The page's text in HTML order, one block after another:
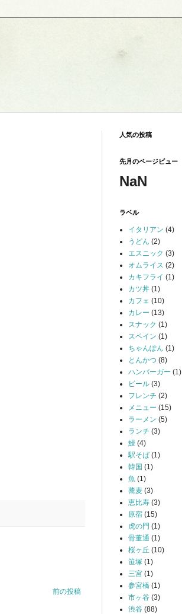
前の投稿
人気の投稿
先月のページビュー
NaN
ラベル
イタリアン (4)
うどん (2)
エスニック (3)
オムライス (2)
カキフライ (1)
カツ丼 (1)
カフェ (10)
カレー (13)
スナック (1)
スペイン (1)
ちゃんぽん (1)
とんかつ (8)
ハンバーガー (1)
ビール (3)
フレンチ (2)
メニュー (15)
ラーメン (5)
ランチ (3)
鰻 (4)
駅そば (1)
韓国 (1)
魚 (1)
蕎麦 (3)
恵比寿 (3)
原宿 (15)
虎の門 (1)
骨董通 (1)
桜ヶ丘 (10)
笹塚 (1)
三宮 (1)
参宮橋 (1)
市ヶ谷 (3)
渋谷 (88)